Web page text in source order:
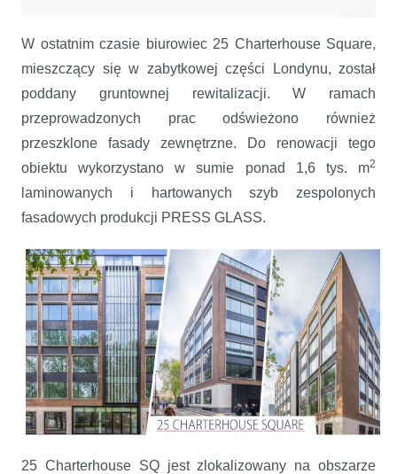
W ostatnim czasie biurowiec 25 Charterhouse Square,
mieszczący się w zabytkowej części Londynu, został
poddany gruntownej rewitalizacji. W ramach
przeprowadzonych prac odświeżono również
przeszklone fasady zewnętrzne. Do renowacji tego
obiektu wykorzystano w sumie ponad 1,6 tys. m2
laminowanych i hartowanych szyb zespolonych
fasadowych produkcji PRESS GLASS.
25 Charterhouse SQ jest zlokalizowany na obszarze